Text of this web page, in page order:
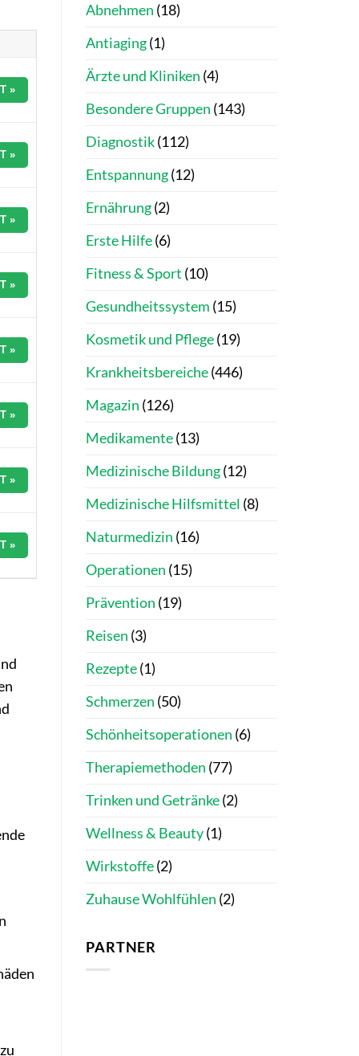
»
»
»
»
»
»
»
»
Abnehmen (18)
Antiaging(1)
Ärzte und Kliniken (4)
Besondere Gruppen (143)
Diagnostik(112)
Entspannung(12)
Ernährung(2)
Erste Hilfe(6)
Fitness & Sport (10)
Gesundheitssystem (15)
Kosmetik und Pflege(19)
Krankheitsbereiche(446)
Magazin (126)
Medikamente(13)
Medizinische Bildung(12)
Medizinische Hilfsmittel (8)
Naturmedizin (16)
Operationen (15)
Prävention (19)
Reisen (3)
Rezepte(1)
Schmerzen (50)
Schönheitsoperationen (6)
Therapiemethoden (77)
Trinken und Getränke(2)
Wellness & Beauty(1)
Wirkstoffe(2)
Zuhause Wohlfühlen (2)
PARTNER